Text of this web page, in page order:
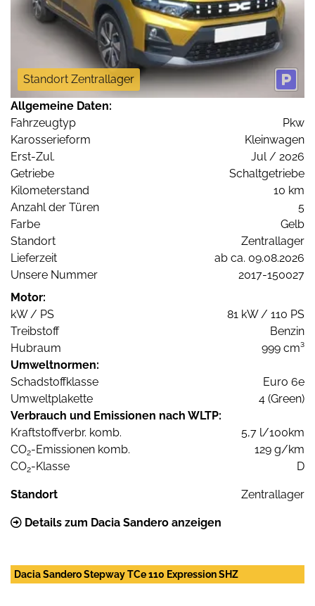
Standort Zentrallager
Allgemeine Daten:
Fahrzeugtyp
Pkw
Karosserieform
Kleinwagen
Erst-Zul.
Jul / 2026
Getriebe
Schaltgetriebe
Kilometerstand
10 km
Anzahl der Türen
5
Farbe
Gelb
Standort
Zentrallager
Lieferzeit
ab ca. 09.08.2026
Unsere Nummer
2017-150027
Motor:
kW / PS
81 kW / 110 PS
Treibstoff
Benzin
Hubraum
999 cm³
Umweltnormen:
Schadstoffklasse
Euro 6e
Umweltplakette
4 (Green)
Verbrauch und Emissionen nach WLTP:
Kraftstoffverbr. komb.
5,7 l/100km
CO2-Emissionen komb.
129 g/km
CO2-Klasse D
Standort Zentrallager
Details zum Dacia Sandero anzeigen
Dacia Sandero Stepway TCe 110 Expression SHZ